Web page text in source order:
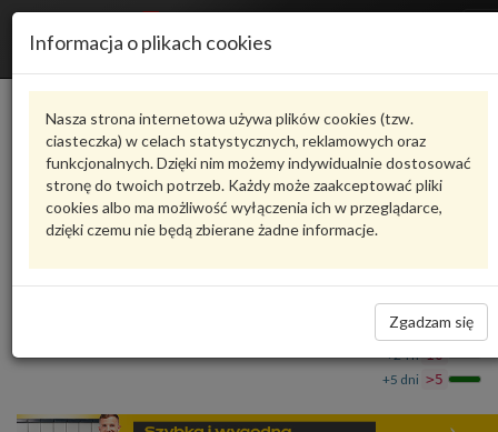
Informacja o plikach cookies
Nasza strona internetowa używa plików cookies (tzw.
ciasteczka) w celach statystycznych, reklamowych oraz
funkcjonalnych. Dzięki nim możemy indywidualnie dostosować
stronę do twoich potrzeb. Każdy może zaakceptować pliki
cookies albo ma możliwość wyłączenia ich w przeglądarce,
dzięki czemu nie będą zbierane żadne informacje.
Zgadzam się
Karta produktu
9A710316101VAG
VAG - produkt oryginalny VW AUDI SEAT SKODA
Uszczelka 9A710316101 VAG
465,32 zł
Dostępność
Wrocław 0
+24 h 10
+5 dni >5